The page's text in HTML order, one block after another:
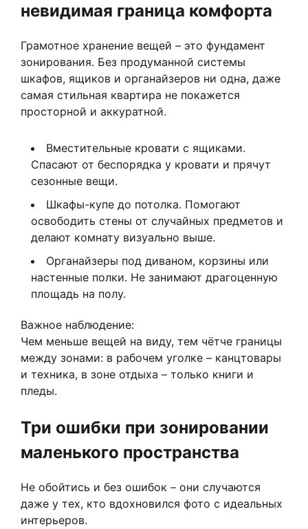
невидимая граница комфорта
Грамотное хранение вещей – это фундамент
зонирования. Без продуманной системы
шкафов, ящиков и органайзеров ни одна, даже
самая стильная квартира не покажется
просторной и аккуратной.
Вместительные кровати с ящиками.
Спасают от беспорядка у кровати и прячут
сезонные вещи.
Шкафы-купе до потолка. Помогают
освободить стены от случайных предметов и
делают комнату визуально выше.
Органайзеры под диваном, корзины или
настенные полки. Не занимают драгоценную
площадь на полу.
Важное наблюдение:
Чем меньше вещей на виду, тем чётче границы
между зонами: в рабочем уголке – канцтовары
и техника, в зоне отдыха – только книги и
пледы.
Три ошибки при зонировании
маленького пространства
Не обойтись и без ошибок – они случаются
даже у тех, кто вдохновился фото с идеальных
интерьеров.